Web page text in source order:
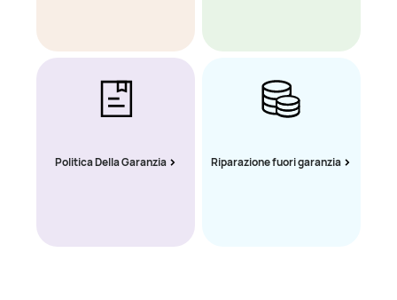
Politica Della Garanzia Riparazione fuori garanzia